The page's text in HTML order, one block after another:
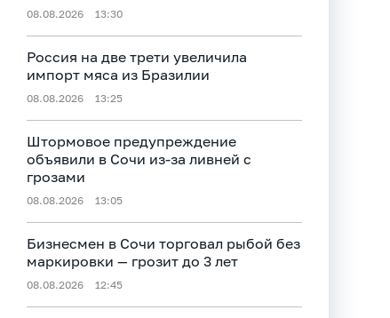
08.08.2026 13:30
Россия на две трети увеличила
импорт мяса из Бразилии
08.08.2026 13:25
Штормовое предупреждение
объявили в Сочи из-за ливней с
грозами
08.08.2026 13:05
Бизнесмен в Сочи торговал рыбой без
маркировки — грозит до 3 лет
08.08.2026 12:45